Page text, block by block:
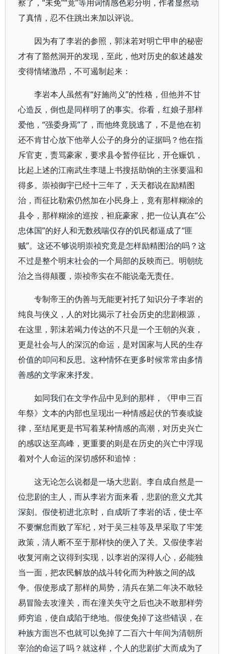
察了，“未免”“竟”等用词情感色彩分明，作者显然动
了真情，忍不住跳出来加以评说。
因为有了李岩的参照，郭沫若对明亡甲申的秘密
才有了豁然洞开的发现，至此，他对历史的叙述越发
变得情绪激昂，不可遏制起来：
李岩本人虽然有“好施尚义”的性格，但他并不甘
心造反，倒也是同样明了的事实。你看，红娘子那样
爱他，“强委身焉”了，而他终竟脱逃了，不是他在初
还不肯甘心放下他举人公子的身分的证据吗？他在指
斥官吏，责骂豪家，要求县令暂停征比，开仓赈饥，
比起上述的江南武生李琎上书搜括助饷的主张要温和
得多。崇祯御宇已经十三年了，天天都说在励精图
治，而征比勒索仍然加在小民身上，竟有那样糊涂的
县令，那样糊涂的巡按，袒庇豪家，把一位认真在“公
忠体国”的好人和无数残喘仅存的饥民都逼成了“匪
贼”。这还不够说明崇祯究竟是怎样励精图治的吗？这
不过是整个明末社会的一个局部的反映而已。明朝统
治之当得颠覆，崇祯帝实在不能说毫无责任。
专制帝王的伪善与无能更衬托了知识分子李岩的
纯良与侠义，人的对比揭示了社会历史的悲剧根源，
在这里，郭沫若竭力传达的不只是一个王朝的兴衰，
更是社会与人的深沉的命运，是对国家与人民的生存
价值的叩问和反思。这种情怀在更多时候常常由多情
善感的文学家来抒发。
如同我们在文学作品中见到的那样，《甲申三百
年祭》文本的内部也呈现出一种情感起伏的节奏或旋
律，至结尾更是书写着某种情感的高潮，对历史兴亡
的感叹达至高峰，更重要的则是在历史的兴亡中浮现
着对个人命运的深切感怀和追悼：
这无论怎么说都是一场大悲剧。李自成自然是一
位悲剧的主人，而从李岩方面来看，悲剧的意义尤其
深刻。假使初进北京时，自成听了李岩的话，使士卒
不要懈怠而败了军纪，对于吴三桂等及早采取了牢笼
政策，清人断不至于那样快的便入了关。又假使李岩
收复河南之议得到实现，以李岩的深得人心，必能独
当一面，把农民解放的战斗转化而为种族之间的战
争。假使形成了那样的局势，清兵在第二年决不敢轻
易冒险去攻潼关，而在潼关失守之后也决不敢那样劳
师穷追，使自成陷于绝地。假使免掉了这些错误，在
种族方面岂不也就可以免掉了二百六十年间为清朝所
宰治的命运了吗？就这样，个人的悲剧扩大而成为了